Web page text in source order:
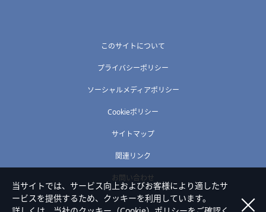
このサイトについて
プライバシーポリシー
ソーシャルメディアポリシー
Cookieポリシー
サイトマップ
関連リンク
お問い合わせ
当サイトでは、サービス向上およびお客様により適したサ
ービスを提供するため、クッキーを利用しています。